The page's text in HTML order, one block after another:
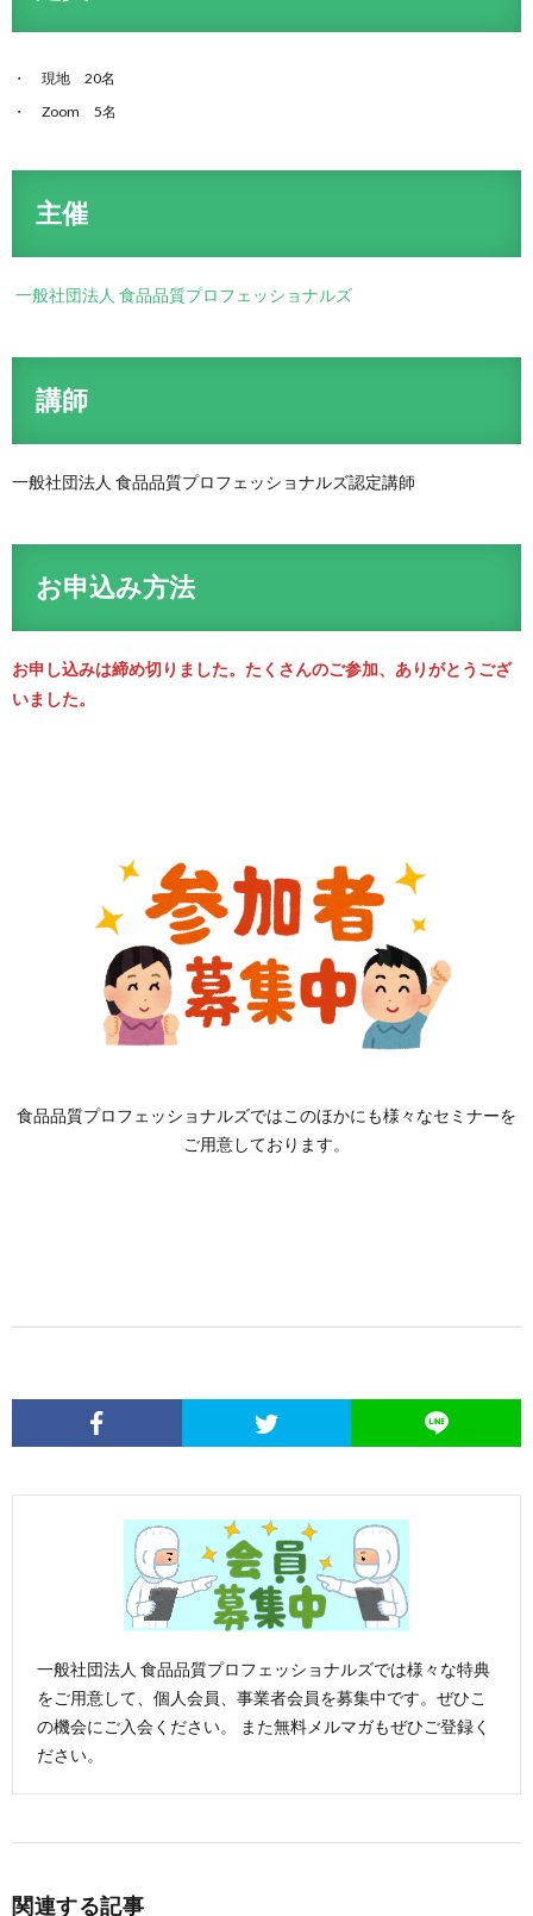
現地 20名
Zoom 5名
主催
一般社団法人 食品品質プロフェッショナルズ
講師
一般社団法人 食品品質プロフェッショナルズ認定講師
お申込み方法
お申し込みは締め切りました。たくさんのご参加、ありがとうござ
いました。
食品品質プロフェッショナルズではこのほかにも様々なセミナーを
ご用意しております。
一般社団法人 食品品質プロフェッショナルズでは様々な特典
をご用意して、個人会員、事業者会員を募集中です。ぜひこ
の機会にご入会ください。 また無料メルマガもぜひご登録く
ださい。
関連する記事